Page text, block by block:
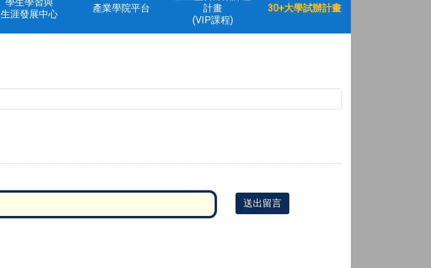
生涯發展中心
產業學院平台
計畫
(VIP課程)
30+大學試辦計畫
送出留言